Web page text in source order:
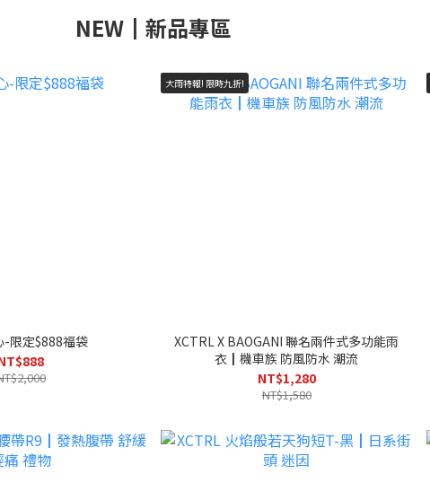
NEW┃新品專區
-限定$888福袋
大雨特報! 限時九折!
XCTRL X BAOGANI 聯名兩件式多功能雨
衣┃機車族 防風防水 潮流
NT$1,280
NT$1,580